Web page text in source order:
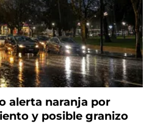
alerta naranja por
y posible granizo